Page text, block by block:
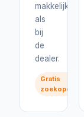
makkelijk
als
bij
de
dealer.
Gratis
zoekopdracht